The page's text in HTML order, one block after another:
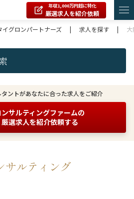
年収1,000万円超に特化
厳選求人を紹介依頼
グロンパートナーズ
| 求人を探す |
ントがあなたに合った求人をご紹介
ンサルティングファームの
厳選求人を紹介依頼する
ルティング